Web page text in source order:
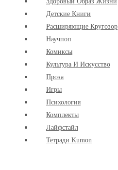
Детские Книги
Расширяющие Кругозор
Научпоп
Комиксы
Культура И Искусство
Проза
Игры
Психология
Комплекты
Лайфстайл
Тетради Kumon